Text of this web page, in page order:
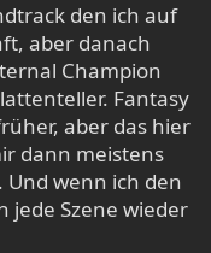
den ich auf
aber danach
Champion
Fantasy
aber das hier
dann meistens
Und wenn ich den
jede Szene wieder